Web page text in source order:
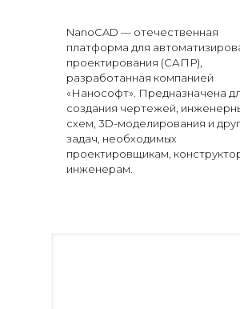
NanoCAD — отечественная
платформа для
проектирования (САПР),
разработанная компанией
«Нанософт». Предназначена
создания чертежей,
схем, 3D-моделирования и
задач, необходимых
проектировщикам,
инженерам.